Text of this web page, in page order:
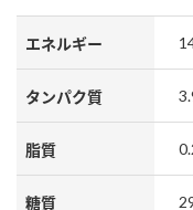
業務用サイト ミツカ
エネルギー
タンパク質
脂質
糖質